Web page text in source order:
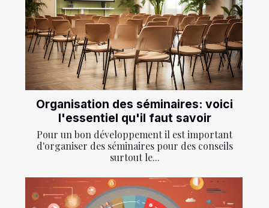
Organisation des séminaires: voici
l'essentiel qu'il faut savoir
Pour un bon développement il est important
d'organiser des séminaires pour des conseils
surtout le...